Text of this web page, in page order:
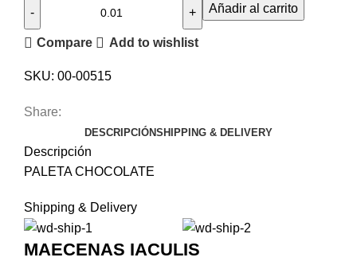
Añadir al carrito
Compare Add to wishlist
SKU: 00-00515
Share:
DESCRIPCIÓNSHIPPING & DELIVERY
Descripción
PALETA CHOCOLATE
Shipping & Delivery
MAECENAS IACULIS